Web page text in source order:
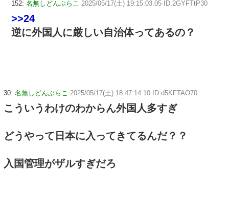
152: 名無しどんぶらこ 2025/05/17(土) 19:15:03.05 ID:2GYFTtP30
>>24
逆に外国人に厳しい自治体ってあるの？
30: 名無しどんぶらこ 2025/05/17(土) 18:47:14.10 ID:d5KFTAO70
こういうわけのわからん外国人多すぎ
どうやって日本に入ってきてるんだ？？
入国管理がザルすぎだろ